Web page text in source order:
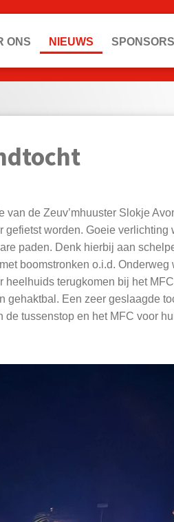
ONS NIEUWS SPONSORS
de Zeuv’mhuuster Slokje
gefietst worden. Goeie verlichting
paden. Denk hierbij aan
boomstronken o.i.d. Onderweg
heelhuids terugkomen bij het
gehaktbal. Een zeer geslaagde
tussenstop en het MFC voor